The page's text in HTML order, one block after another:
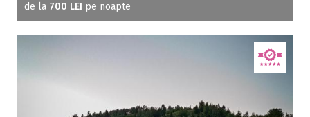
Schimb valutar
Seif la receptie
de la 700 LEI pe noapte